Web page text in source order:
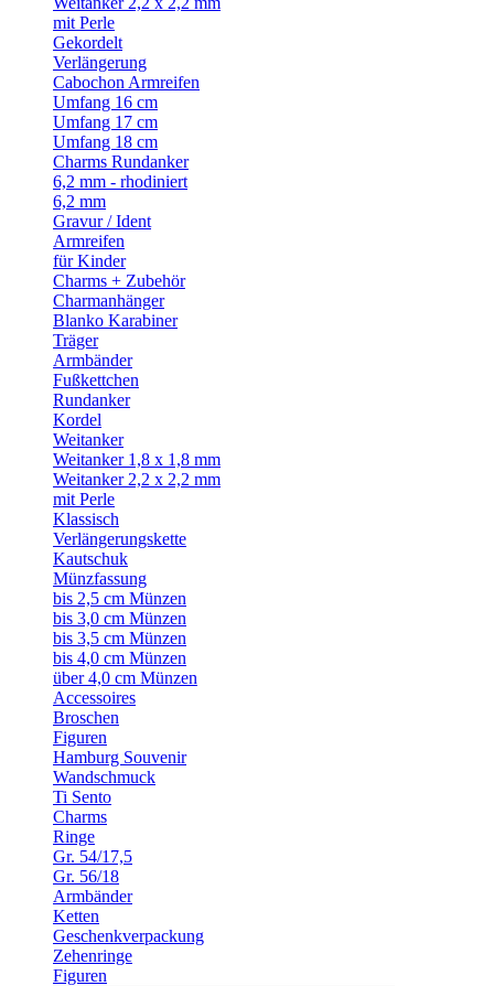
mit Perle
Gekordelt
Verlängerung
Cabochon Armreifen
Umfang 16 cm
Umfang 17 cm
Umfang 18 cm
Charms Rundanker
6,2 mm - rhodiniert
6,2 mm
Gravur / Ident
Armreifen
für Kinder
Charms + Zubehör
Charmanhänger
Blanko Karabiner
Träger
Armbänder
Fußkettchen
Rundanker
Kordel
Weitanker
Weitanker 1,8 x 1,8 mm
Weitanker 2,2 x 2,2 mm
mit Perle
Klassisch
Verlängerungskette
Kautschuk
Münzfassung
bis 2,5 cm Münzen
bis 3,0 cm Münzen
bis 3,5 cm Münzen
bis 4,0 cm Münzen
über 4,0 cm Münzen
Accessoires
Broschen
Figuren
Hamburg Souvenir
Wandschmuck
Ti Sento
Charms
Ringe
Gr. 54/17,5
Gr. 56/18
Armbänder
Ketten
Geschenkverpackung
Zehenringe
Figuren